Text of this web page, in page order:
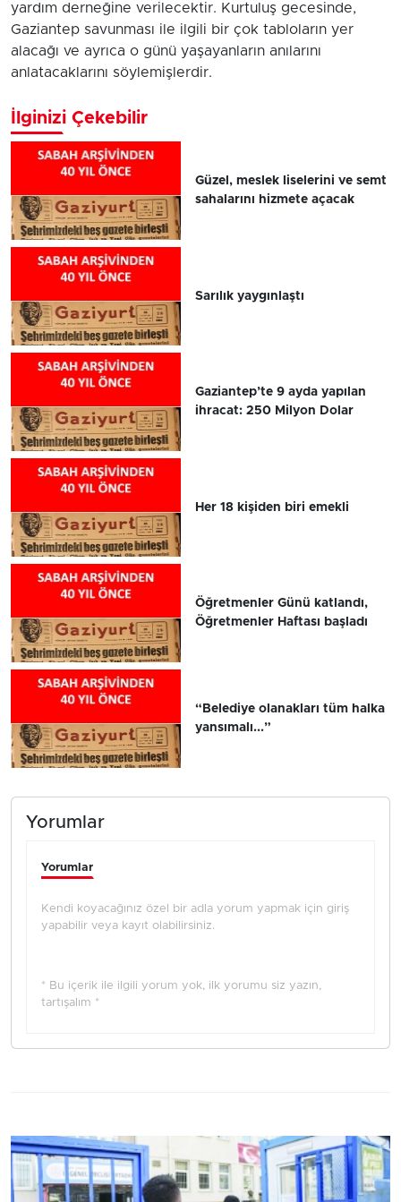
yardım derneğine verilecektir. Kurtuluş gecesinde,
Gaziantep savunması ile ilgili bir çok tabloların yer
alacağı ve ayrıca o günü yaşayanların anılarını
anlatacaklarını söylemişlerdir.
İlginizi Çekebilir
Güzel, meslek liselerini ve semt
sahalarını hizmete açacak
Sarılık yaygınlaştı
Gaziantep’te 9 ayda yapılan
ihracat: 250 Milyon Dolar
Her 18 kişiden biri emekli
Öğretmenler Günü katlandı,
Öğretmenler Haftası başladı
“Belediye olanakları tüm halka
yansımalı...”
Yorumlar
Yorumlar
Kendi koyacağınız özel bir adla yorum yapmak için giriş
yapabilir veya kayıt olabilirsiniz.
* Bu içerik ile ilgili yorum yok, ilk yorumu siz yazın,
tartışalım *